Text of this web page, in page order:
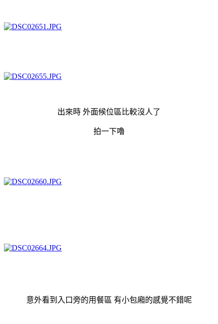
出來時 外面候位區比較沒人了
拍一下嚕
意外看到入口旁的用餐區 有小包廂的感覺不錯呢